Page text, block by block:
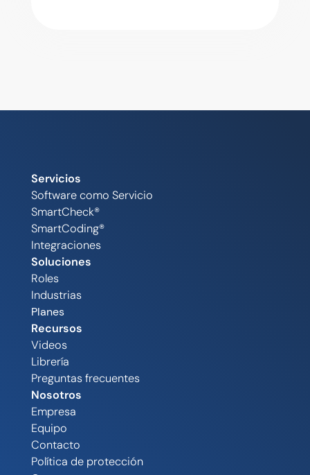
Servicios
Software como Servicio
SmartCheck®
SmartCoding®
Integraciones
Soluciones
Roles
Industrias
Planes
Recursos
Videos
Librería
Preguntas frecuentes
Nosotros
Empresa
Equipo
Contacto
Política de protección